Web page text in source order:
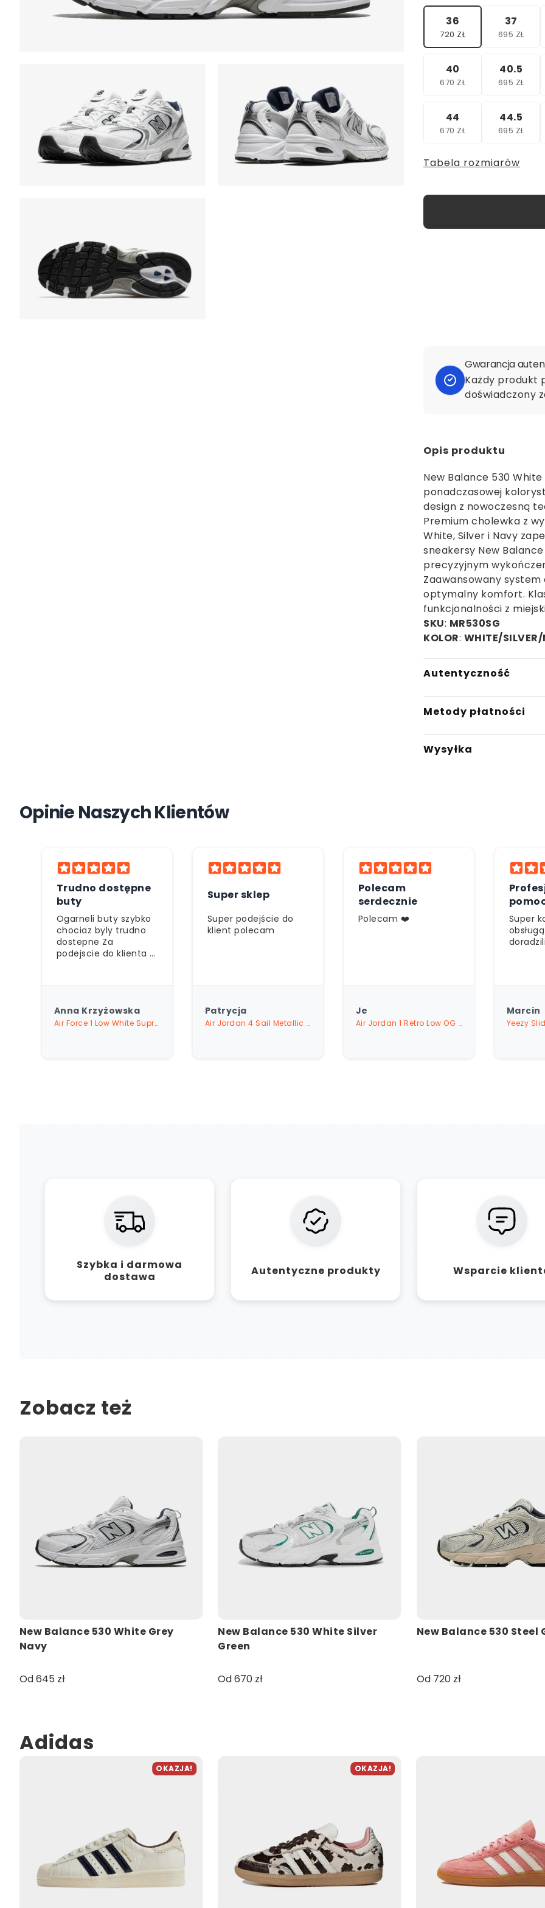
36
720 ZŁ
37
695 ZŁ
40
670 ZŁ
40.5
695 ZŁ
44
670 ZŁ
44.5
695 ZŁ
Tabela rozmiarów
Gwarancja
Każdy produkt
doświadczony
Opis produktu
New Balance 530
ponadczasowej
design z nowoczesną
Premium cholewka z
White, Silver i Navy
sneakersy New
precyzyjnym
Zaawansowany
optymalny komfort.
funkcjonalności z
SKU: MR530SG
KOLOR: WHITE/
Autentyczność
produkty są w 100%
zaufanych partnerów
autentycznych
Metody płatności
- Płatność przelewem
Wysyłka
Opinie Naszych Klientów
Super sklep
Super podejście do
klient polecam
Patrycja
Air Jordan 4 Sail Metallic Gold
Polecam
serdecznie
Polecam ❤️
Je
Air Jordan 1 Retro Low OG SP Travis Scott Medium Olive
Profesjonalna
pomoc
Super kontakt z
Marcin
Yeezy Slide Bone (Restock Pair)
zakupów
Marta
Szybka i darmowa
dostawa
Autentyczne produkty Wsparcie
Zobacz też
New Balance 530 White Grey
Navy
Od 645 zł
New Balance 530 White Silver
Green
Od 670 zł
New Balance 530 Steel
Od 720 zł
Adidas
OKAZJA! OKAZJA!